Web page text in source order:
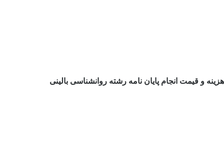
هزینه و قیمت انجام پایان نامه رشته روانشناسی بالینی